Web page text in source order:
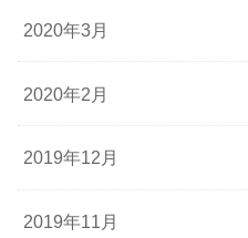
2020年3月
2020年2月
2019年12月
2019年11月